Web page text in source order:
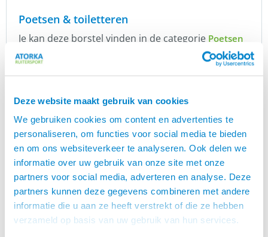
Deze website maakt gebruik van cookies
We gebruiken cookies om content en advertenties te
personaliseren, om functies voor social media te bieden
en om ons websiteverkeer te analyseren. Ook delen we
informatie over uw gebruik van onze site met onze
partners voor social media, adverteren en analyse. Deze
partners kunnen deze gegevens combineren met andere
informatie die u aan ze heeft verstrekt of die ze hebben
verzameld op basis van uw gebruik van hun services.
Poetsen & toiletteren
Je kan deze borstel vinden in de categorie Poetsen
en toiletteren
In deze categorie vindt je ook handige zaken zoals
Premiere
Première is een eigen merk van Ruitersport
Groothandel Bieman de Haas B.V
Premiere staat voor een uitgebreid assortiment
producten voor zowel ruiter als paard.
De producten van Premiere staan vooral bekend
om hun verrassend lage prijs in verhouding tot de
goede kwaliteit.